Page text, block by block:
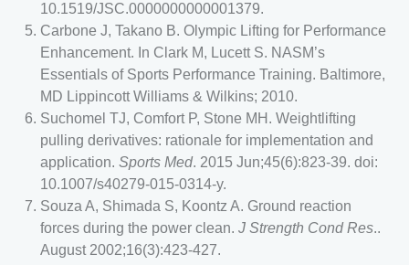
10.1519/JSC.0000000000001379.
Carbone J, Takano B. Olympic Lifting for Performance
Enhancement. In Clark M, Lucett S. NASM’s
Essentials of Sports Performance Training. Baltimore,
MD Lippincott Williams & Wilkins; 2010.
Suchomel TJ, Comfort P, Stone MH. Weightlifting
pulling derivatives: rationale for implementation and
application. Sports Med. 2015 Jun;45(6):823-39. doi:
10.1007/s40279-015-0314-y.
Souza A, Shimada S, Koontz A. Ground reaction
forces during the power clean. J Strength Cond Res..
August 2002;16(3):423-427.